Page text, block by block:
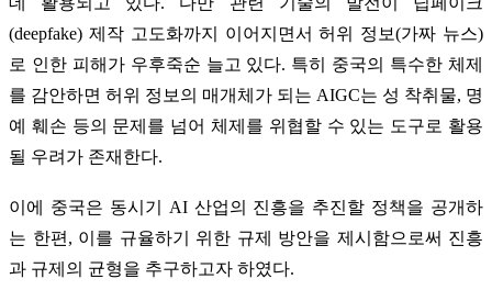
(deepfake) 제작 고도화까지 이어지면서 허위 정보(가짜 뉴스)
로 인한 피해가 우후죽순 늘고 있다. 특히 중국의 특수한 체제
를 감안하면 허위 정보의 매개체가 되는 AIGC는 성 착취물, 명
예 훼손 등의 문제를 넘어 체제를 위협할 수 있는 도구로 활용
될 우려가 존재한다.
이에 중국은 동시기 AI 산업의 진흥을 추진할 정책을 공개하
는 한편, 이를 규율하기 위한 규제 방안을 제시함으로써 진흥
과 규제의 균형을 추구하고자 하였다.